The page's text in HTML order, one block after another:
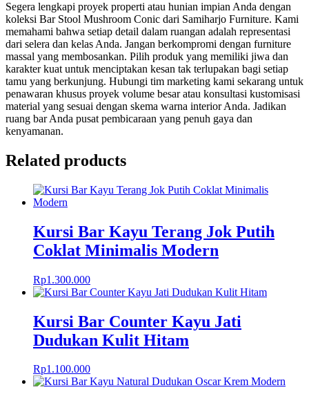
Segera lengkapi proyek properti atau hunian impian Anda dengan
koleksi Bar Stool Mushroom Conic dari Samiharjo Furniture. Kami
memahami bahwa setiap detail dalam ruangan adalah representasi
dari selera dan kelas Anda. Jangan berkompromi dengan furniture
massal yang membosankan. Pilih produk yang memiliki jiwa dan
karakter kuat untuk menciptakan kesan tak terlupakan bagi setiap
tamu yang berkunjung. Hubungi tim marketing kami sekarang untuk
penawaran khusus proyek volume besar atau konsultasi kustomisasi
material yang sesuai dengan skema warna interior Anda. Jadikan
ruang bar Anda pusat pembicaraan yang penuh gaya dan
kenyamanan.
Related products
Kursi Bar Kayu Terang Jok Putih
Coklat Minimalis Modern
Rp1.300.000
Kursi Bar Counter Kayu Jati
Dudukan Kulit Hitam
Rp1.100.000